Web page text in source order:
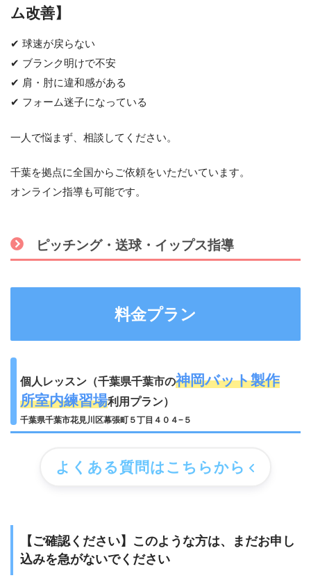
ム改善】
✔ 球速が戻らない
✔ ブランク明けで不安
✔ 肩・肘に違和感がある
✔ フォーム迷子になっている
一人で悩まず、相談してください。
千葉を拠点に全国からご依頼をいただいています。
オンライン指導も可能です。
ピッチング・送球・イップス指導
料金プラン
個人レッスン（千葉県千葉市の神岡バット製作
所室内練習場利用プラン）
千葉県千葉市花見川区幕張町５丁目４０４−５
よくある質問はこちらから
【ご確認ください】このような方は、まだお申し
込みを急がないでください